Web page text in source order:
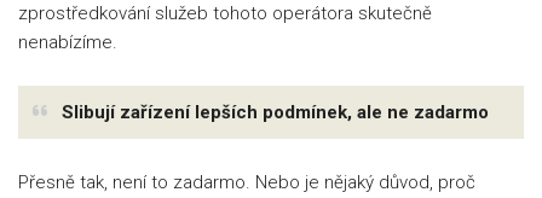
zprostředkování služeb tohoto operátora skutečně
nenabízíme.
Slibují zařízení lepších podmínek, ale ne zadarmo
Přesně tak, není to zadarmo. Nebo je nějaký důvod, proč